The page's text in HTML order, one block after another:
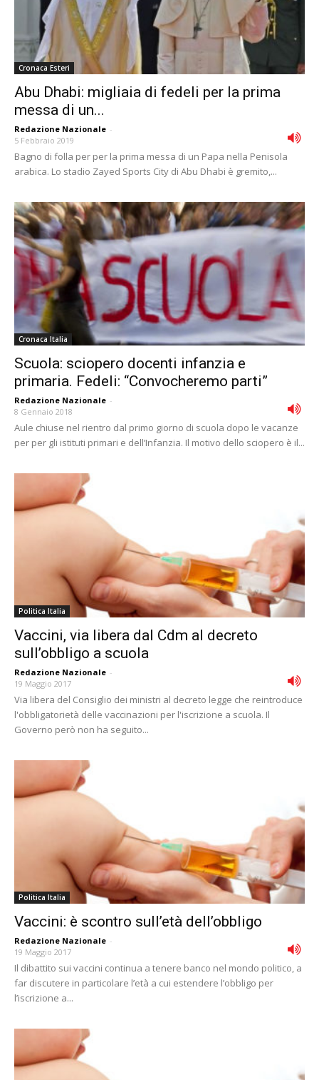
Cronaca Esteri
Abu Dhabi: migliaia di fedeli per la prima
messa di un...
Redazione Nazionale -
5 Febbraio 2019
Bagno di folla per per la prima messa di un Papa nella Penisola
arabica. Lo stadio Zayed Sports City di Abu Dhabi è gremito,...
Cronaca Italia
Scuola: sciopero docenti infanzia e
primaria. Fedeli: “Convocheremo parti”
Redazione Nazionale -
8 Gennaio 2018
Aule chiuse nel rientro dal primo giorno di scuola dopo le vacanze
per per gli istituti primari e dell’Infanzia. Il motivo dello sciopero è il...
Politica Italia
Vaccini, via libera dal Cdm al decreto
sull’obbligo a scuola
Redazione Nazionale -
19 Maggio 2017
Via libera del Consiglio dei ministri al decreto legge che reintroduce
l'obbligatorietà delle vaccinazioni per l'iscrizione a scuola. Il
Governo però non ha seguito...
Politica Italia
Vaccini: è scontro sull’età dell’obbligo
Redazione Nazionale -
19 Maggio 2017
Il dibattito sui vaccini continua a tenere banco nel mondo politico, a
far discutere in particolare l’età a cui estendere l’obbligo per
l’iscrizione a...